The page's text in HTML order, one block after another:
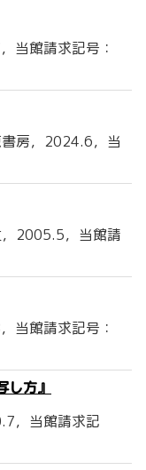
当館請求記号：
房，2024.6，当
2005.5，当館請
当館請求記号：
し方』
，当館請求記